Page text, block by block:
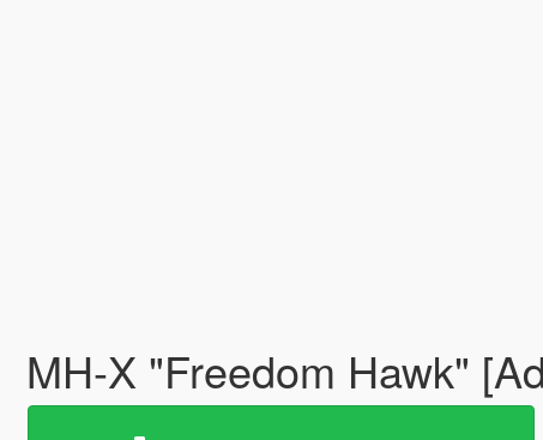
MH-X "Freedom Hawk"